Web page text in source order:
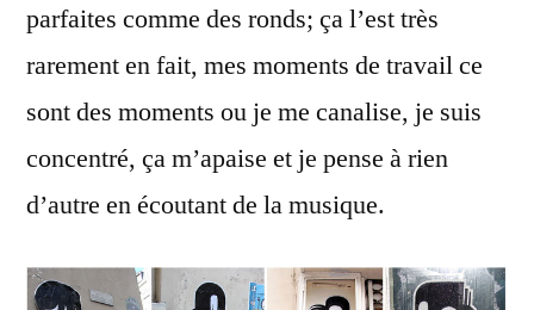
parfaites comme des ronds; ça l’est très
rarement en fait, mes moments de travail ce
sont des moments ou je me canalise, je suis
concentré, ça m’apaise et je pense à rien
d’autre en écoutant de la musique.